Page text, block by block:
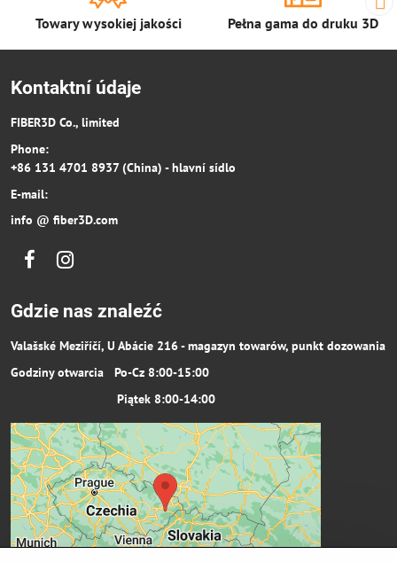
Towary wysokiej jakości Pełna gama do druku 3D
Kontaktní údaje
FIBER3D Co., limited
Phone:
+86 131 4701 8937 (China) - hlavní sídlo
E-mail:
info @ fiber3D.com
FacebookInstagram
Gdzie nas znaleźć
Valašské Meziříčí, U Abácie 216 - magazyn towarów, punkt dozowania
Godziny otwarcia Po-Cz 8:00-15:00
Piątek 8:00-14:00